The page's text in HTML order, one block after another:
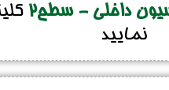
داخلی - سطح2
نمایید